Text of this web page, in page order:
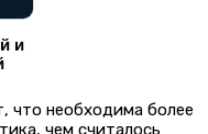
и
что необходима более
чем считалось